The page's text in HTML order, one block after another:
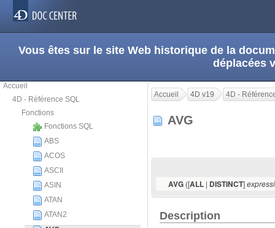
Vous êtes sur le site Web historique de la
déplacées
Accueil
4D - Référence SQL
Fonctions
Fonctions SQL
ABS
ACOS
ASCII
ASIN
ATAN
ATAN2
Accueil 4D v19 4D -
AVG
AVG ([ALL | DISTINCT]
Description